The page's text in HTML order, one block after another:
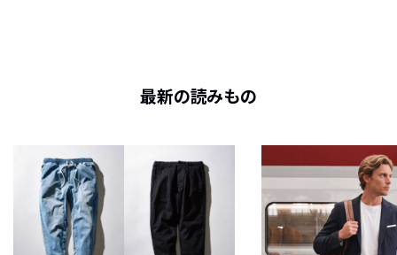
最新の読みもの